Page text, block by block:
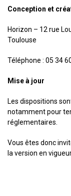
Conception et
Horizon – 12 rue
Toulouse
Téléphone : 05 34
Mise à jour
Les dispositions
notamment pour
réglementaires.
Vous êtes donc
la version en